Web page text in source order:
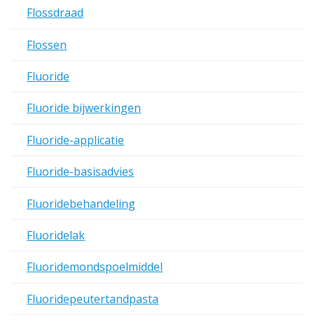
Flossdraad
Flossen
Fluoride
Fluoride bijwerkingen
Fluoride-applicatie
Fluoride-basisadvies
Fluoridebehandeling
Fluoridelak
Fluoridemondspoelmiddel
Fluoridepeutertandpasta